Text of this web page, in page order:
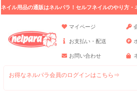
ネイル用品の通販はネルパラ！セルフネイルのやり方
マイページ
お支払い・配送
お問い合わせ
お得なネルパラ会員のログインはこちら⇒